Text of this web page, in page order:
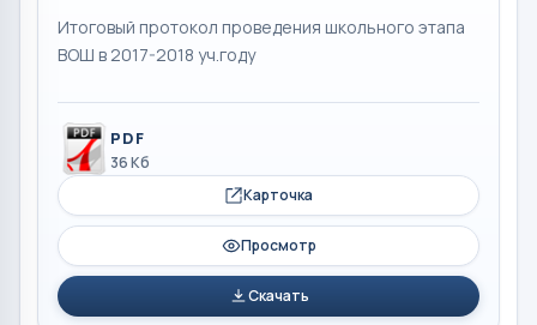
Итоговый протокол проведения школьного этапа
ВОШ в 2017-2018 уч.году
PDF
36 Кб
Карточка
Просмотр
Скачать